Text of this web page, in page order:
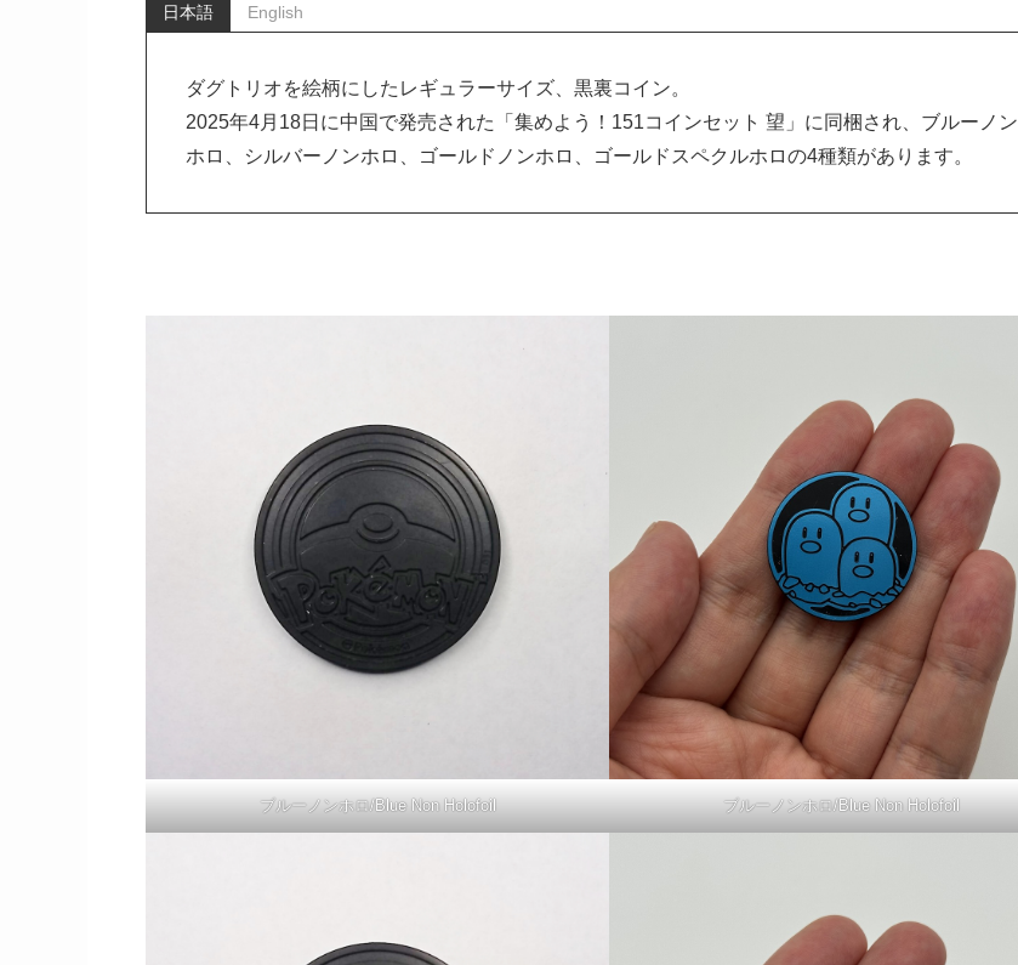
日本語 English
ダグトリオを絵柄にしたレギュラーサイズ、黒裏コイン。
2025年4月18日に中国で発売された「集めよう！151コインセット 望」に同梱され、ブルーノン
ホロ、シルバーノンホロ、ゴールドノンホロ、ゴールドスペクルホロの4種類があります。
ブルーノンホロ/Blue Non Holofoil ブルーノンホロ/Blue Non Holofoil